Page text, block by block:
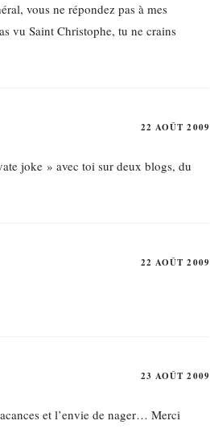
vous ne répondez pas à mes
vu Saint Christophe, tu ne crains
22 AOÛT 2009
joke » avec toi sur deux blogs, du
22 AOÛT 2009
23 AOÛT 2009
et l’envie de nager… Merci